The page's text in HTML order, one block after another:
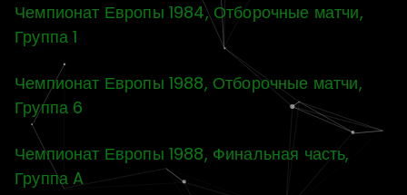
Чемпионат Европы 1984, Отборочные матчи,
Группа 1
Чемпионат Европы 1988, Отборочные матчи,
Группа 6
Чемпионат Европы 1988, Финальная часть,
Группа A